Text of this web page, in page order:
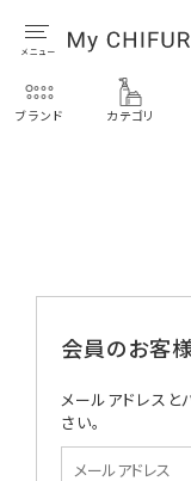
ブランド カテゴリ
会員のお客
メールアドレスと
さい。